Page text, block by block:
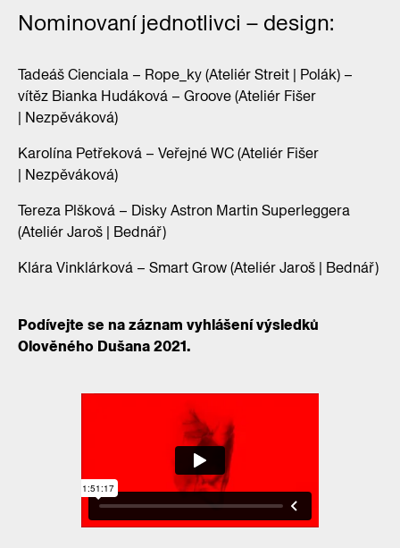
Nominovaní jednotlivci – design:
Tadeáš Cienciala – Rope_ky (Ateliér Streit | Polák) –
vítěz Bianka Hudáková – Groove (Ateliér Fišer
| Nezpěváková)
Karolína Petřeková – Veřejné WC (Ateliér Fišer
| Nezpěváková)
Tereza Plšková – Disky Astron Martin Superleggera
(Ateliér Jaroš | Bednář)
Klára Vinklárková – Smart Grow (Ateliér Jaroš | Bednář)
Podívejte se na záznam vyhlášení výsledků
Olověného Dušana 2021.